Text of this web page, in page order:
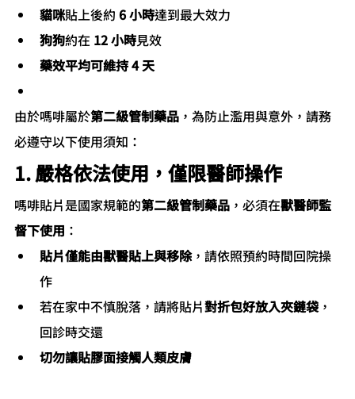
貓咪貼上後約 6 小時達到最大效力
狗狗約在 12 小時見效
藥效平均可維持 4 天
由於嗎啡屬於第二級管制藥品 ，為防止濫用與意外，請務
必遵守以下使用須知：
1. 嚴格依法使用，僅限醫師操作
嗎啡貼片是國家規範的第二級管制藥品 ，必須在獸醫師監
督下使用 ：
貼片僅能由獸醫貼上與移除，請依照預約時間回院操
作
若在家中不慎脫落，請將貼片對折包好放入夾鏈袋，
回診時交還
切勿讓貼膠面接觸人類皮膚